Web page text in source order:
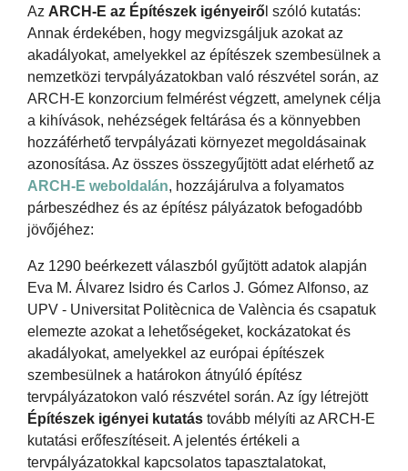
Az ARCH-E az Építészek igényeirő l szóló kutatás:
Annak érdekében, hogy megvizsgáljuk azokat az
akadályokat, amelyekkel az építészek szembesülnek a
nemzetközi tervpályázatokban való részvétel során, az
ARCH-E konzorcium felmérést végzett, amelynek célja
a kihívások, nehézségek feltárása és a könnyebben
hozzáférhető tervpályázati környezet megoldásainak
azonosítása. Az összes összegyűjtött adat elérhető az
ARCH-E weboldalán, hozzájárulva a folyamatos
párbeszédhez és az építész pályázatok befogadóbb
jövőjéhez:
Az 1290 beérkezett válaszból gyűjtött adatok alapján
Eva M. Álvarez Isidro és Carlos J. Gómez Alfonso, az
UPV - Universitat Politècnica de València és csapatuk
elemezte azokat a lehetőségeket, kockázatokat és
akadályokat, amelyekkel az európai építészek
szembesülnek a határokon átnyúló építész
tervpályázatokon való részvétel során. Az így létrejött
Építészek igényei kutatás tovább mélyíti az ARCH-E
kutatási erőfeszítéseit. A jelentés értékeli a
tervpályázatokkal kapcsolatos tapasztalatokat,